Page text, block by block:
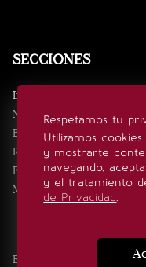
Respetamos tu
Utilizamos
y mostrarte
navegando,
y el tratamiento
de Privacidad.
SECCIONES
Inicio
Noticias
Eventos
Realeza
Estilo de vida
Minuto x Minuto
Edición Impresa Noticias